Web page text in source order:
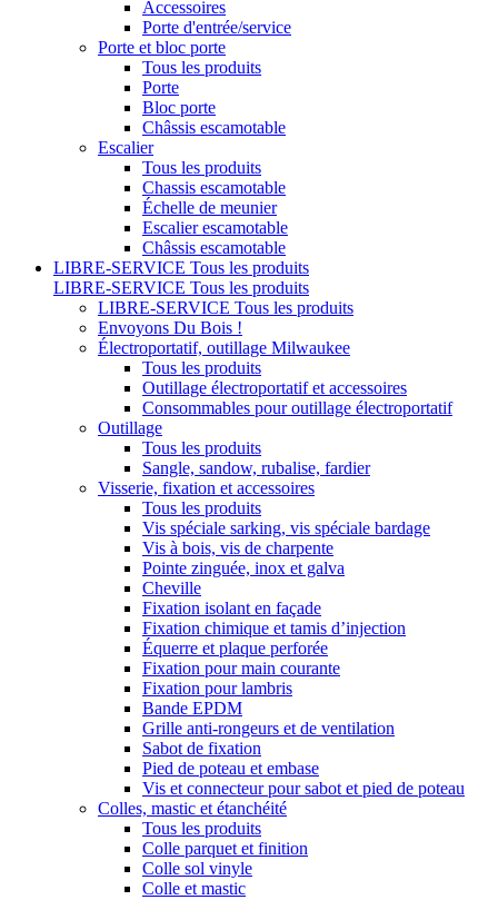
Accessoires
Porte d'entrée/service
Porte et bloc porte
Tous les produits
Porte
Bloc porte
Châssis escamotable
Escalier
Tous les produits
Chassis escamotable
Échelle de meunier
Escalier escamotable
Châssis escamotable
LIBRE-SERVICE Tous les produits
LIBRE-SERVICE Tous les produits
LIBRE-SERVICE Tous les produits
Envoyons Du Bois !
Électroportatif, outillage Milwaukee
Tous les produits
Outillage électroportatif et accessoires
Consommables pour outillage électroportatif
Outillage
Tous les produits
Sangle, sandow, rubalise, fardier
Visserie, fixation et accessoires
Tous les produits
Vis spéciale sarking, vis spéciale bardage
Vis à bois, vis de charpente
Pointe zinguée, inox et galva
Cheville
Fixation isolant en façade
Fixation chimique et tamis d’injection
Équerre et plaque perforée
Fixation pour main courante
Fixation pour lambris
Bande EPDM
Grille anti-rongeurs et de ventilation
Sabot de fixation
Pied de poteau et embase
Vis et connecteur pour sabot et pied de poteau
Colles, mastic et étanchéité
Tous les produits
Colle parquet et finition
Colle sol vinyle
Colle et mastic